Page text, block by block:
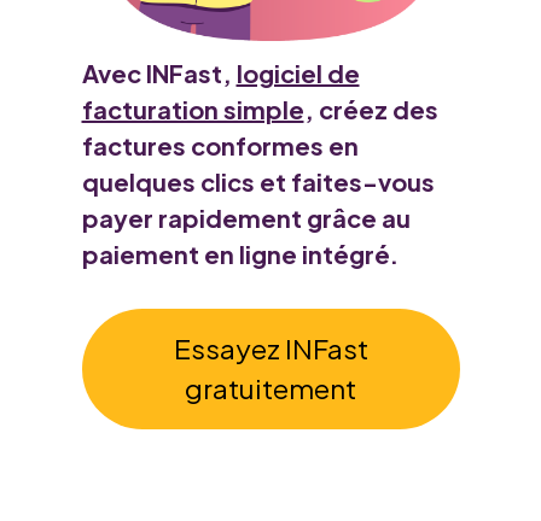
Avec INFast, logiciel de
facturation simple, créez des
factures conformes en
quelques clics et faites-vous
payer rapidement grâce au
paiement en ligne intégré.
Essayez INFast
gratuitement